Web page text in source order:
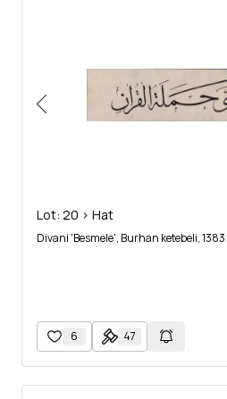
Lot: 20 > Hat
Divani 'Besmele', Burhan ketebeli,
6 47